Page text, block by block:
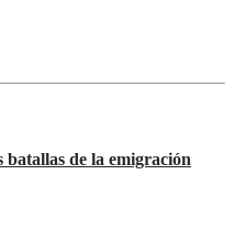
de la emigración